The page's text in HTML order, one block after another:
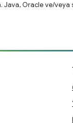
Java, Oracle ve/veya